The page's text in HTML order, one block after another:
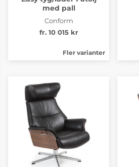
med pall
Conform
fr. 10 015 kr
Fler varianter